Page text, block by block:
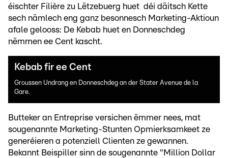
éischter Filière zu Lëtzebuerg huet déi däitsch Kette
sech nämlech eng ganz besonnesch Marketing-Aktioun
afale gelooss: De Kebab huet en Donneschdeg
nëmmen ee Cent kascht.
Kebab fir ee Cent
Groussen Undrang en Donneschdeg an der Stater Avenue de la
Gare.
Butteker an Entreprise versichen ëmmer nees, mat
sougenannte Marketing-Stunten Opmierksamkeet ze
generéieren a potenziell Clienten ze gewannen.
Bekannt Beispiller sinn de sougenannte "Million Dollar